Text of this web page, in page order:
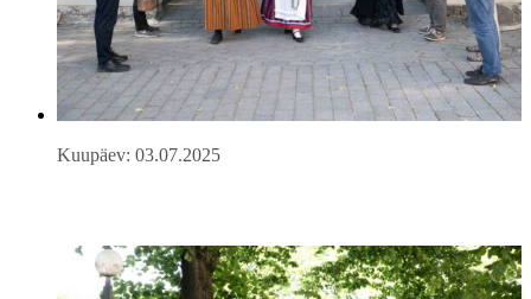
Kuupäev: 03.07.2025